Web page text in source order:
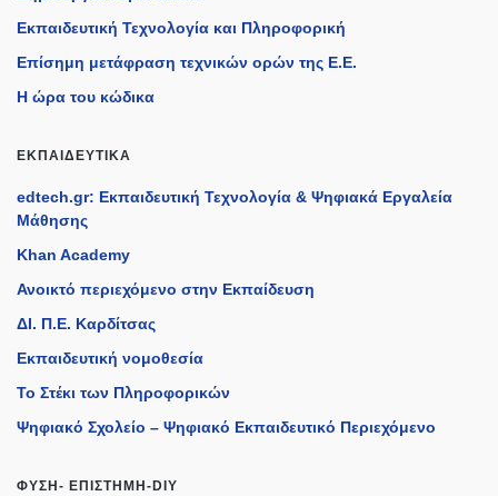
Εκπαιδευτική Τεχνολογία και Πληροφορική
Επίσημη μετάφραση τεχνικών ορών της Ε.Ε.
Η ώρα του κώδικα
ΕΚΠΑΙΔΕΥΤΙΚΆ
edtech.gr: Εκπαιδευτική Τεχνολογία & Ψηφιακά Εργαλεία
Μάθησης
Khan Academy
Ανοικτό περιεχόμενο στην Εκπαίδευση
ΔΙ. Π.Ε. Καρδίτσας
Εκπαιδευτική νομοθεσία
Το Στέκι των Πληροφορικών
Ψηφιακό Σχολείο – Ψηφιακό Εκπαιδευτικό Περιεχόμενο
ΦΎΣΗ- ΕΠΙΣΤΉΜΗ-DIY